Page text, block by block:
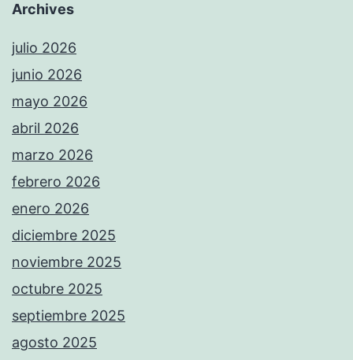
Archives
julio 2026
junio 2026
mayo 2026
abril 2026
marzo 2026
febrero 2026
enero 2026
diciembre 2025
noviembre 2025
octubre 2025
septiembre 2025
agosto 2025